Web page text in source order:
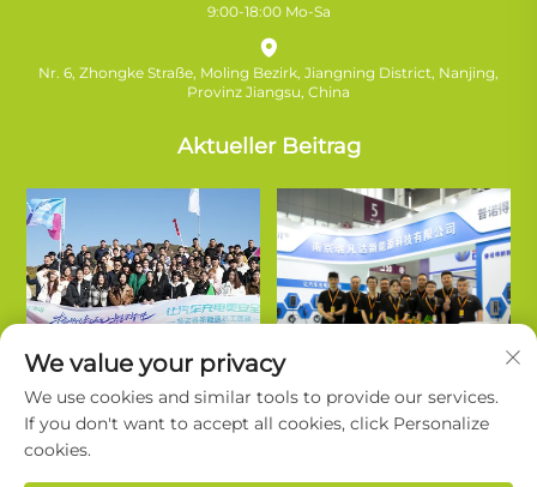
9:00-18:00 Mo-Sa
Nr. 6, Zhongke Straße, Moling Bezirk, Jiangning District, Nanjing,
Provinz Jiangsu, China
Aktueller Beitrag
We value your privacy
We use cookies and similar tools to provide our services.
If you don't want to accept all cookies, click Personalize
cookies.